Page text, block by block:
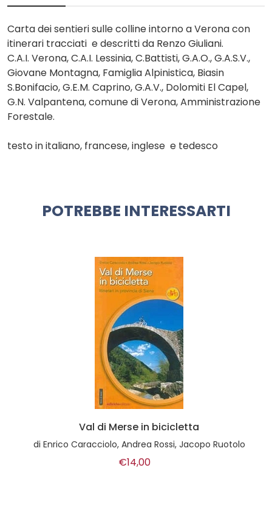
Carta dei sentieri sulle colline intorno a Verona con
itinerari tracciati e descritti da Renzo Giuliani.
C.A.I. Verona, C.A.I. Lessinia, C.Battisti, G.A.O., G.A.S.V.,
Giovane Montagna, Famiglia Alpinistica, Biasin
S.Bonifacio, G.E.M. Caprino, G.A.V., Dolomiti El Capel,
G.N. Valpantena, comune di Verona, Amministrazione
Forestale.
testo in italiano, francese, inglese e tedesco
POTREBBE INTERESSARTI
Val di Merse in bicicletta
diEnrico Caracciolo, Andrea Rossi, Jacopo Ruotolo
€14,00